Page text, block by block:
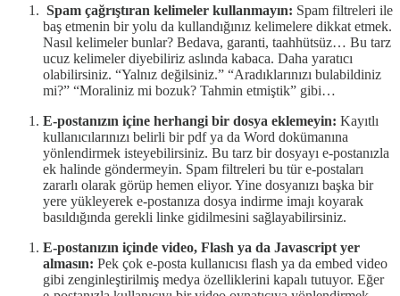
Spam çağrıştıran kelimeler kullanmayın: Spam filtreleri ile
baş etmenin bir yolu da kullandığınız kelimelere dikkat etmek.
Nasıl kelimeler bunlar? Bedava, garanti, taahhütsüz… Bu tarz
ucuz kelimeler diyebiliriz aslında kabaca. Daha yaratıcı
olabilirsiniz. “Yalnız değilsiniz.” “Aradıklarınızı bulabildiniz
mi?” “Moraliniz mi bozuk? Tahmin etmiştik” gibi…
E-postanızın içine herhangi bir dosya eklemeyin: Kayıtlı
kullanıcılarınızı belirli bir pdf ya da Word dokümanına
yönlendirmek isteyebilirsiniz. Bu tarz bir dosyayı e-postanızla
ek halinde göndermeyin. Spam filtreleri bu tür e-postaları
zararlı olarak görüp hemen eliyor. Yine dosyanızı başka bir
yere yükleyerek e-postanıza dosya indirme imajı koyarak
basıldığında gerekli linke gidilmesini sağlayabilirsiniz.
E-postanızın içinde video, Flash ya da Javascript yer
almasın: Pek çok e-posta kullanıcısı flash ya da embed video
gibi zenginleştirilmiş medya özelliklerini kapalı tutuyor. Eğer